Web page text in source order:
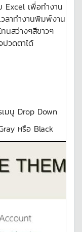
Excel เพื่อทำงาน
ลาทำงานพิมพ์งาน
นสว่างๆสีขาวๆ
วดตาได้
มนู Drop Down
หรือ Black